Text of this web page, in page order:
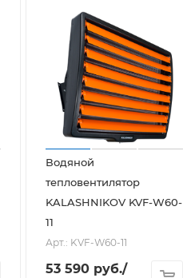
Водяной
тепловентилятор
KALASHNIKOV KVF-W60-
11
Арт.: KVF-W60-11
53 590 руб./